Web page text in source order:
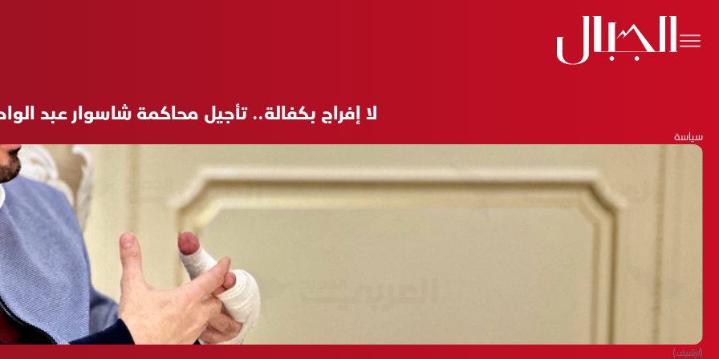
لا إفراج بكفالة.. تأجيل محاكمة شاسوار عبد
سياسة
(أرشيف)